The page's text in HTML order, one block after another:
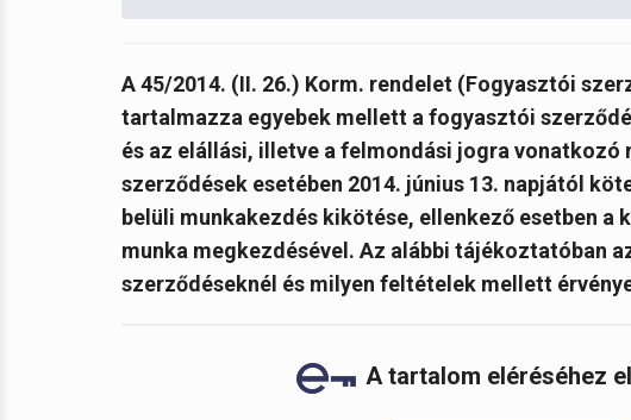
A 45/2014. (II. 26.) Korm. rendelet (Fogyasztói
tartalmazza egyebek mellett a fogyasztói
és az elállási, illetve a felmondási jogra
szerződések esetében 2014. június 13. napjától
belüli munkakezdés kikötése, ellenkező esetben a
munka megkezdésével. Az alábbi tájékoztatóban
szerződéseknél és milyen feltételek mellett
A tartalom eléréséhez